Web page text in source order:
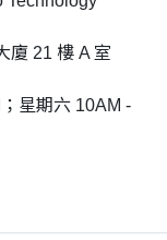
廈 21 樓 A 室
星期六 10AM -